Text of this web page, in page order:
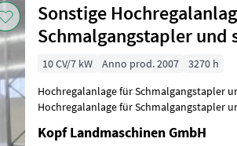
Sonstige
Schmalgangstapler und
10 CV/7 kW Anno prod. 2007
3270 h
Hochregalanlage für Schmalgangstapler
Hochregalanlage für Schmalgangstapler
Kopf Landmaschinen GmbH